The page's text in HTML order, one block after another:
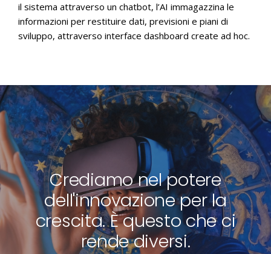
il sistema attraverso un chatbot, l’AI immagazzina le
informazioni per restituire dati, previsioni e piani di
sviluppo, attraverso interface dashboard create ad hoc.
Crediamo nel potere
dell'innovazione per la
crescita. È questo che ci
rende diversi.